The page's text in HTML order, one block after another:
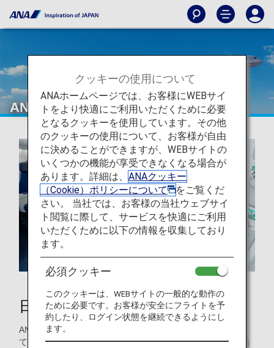
ANAについて
日本最大規模の航空会社
ANAは、お客様にとって雲に浮かぶ小さなオアシスとなっ
て、お客様と世界を繋ぐよう取り組んでいます。そのため当
クッキーの使用について
ANAホームページでは、お客様にWEBサイ
トをより快適にご利用いただくために必要
となるクッキーを使用しています。その他
のクッキーの使用について、お客様が自由
に決めることができますが、WEBサイトの
いくつかの機能が享受できなくなる場合が
あります。詳細は、 ANAクッキー
（Cookie）ポリシーについて
をご覧くだ
さい。 当社では、お客様の当社ウェブサイ
ト閲覧に際して、サービスを快適にご利用
いただくために以下の情報を収集しており
ます。
必須クッキー
このクッキーは、WEBサイトの一般的な動作の
ために必要です。お客様が安全にフライトを予
約したり、ログイン状態を継続できるようにし
ます。